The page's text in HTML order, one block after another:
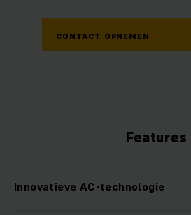
CONTACT OPNEMEN
Features
Innovatieve AC-technologie